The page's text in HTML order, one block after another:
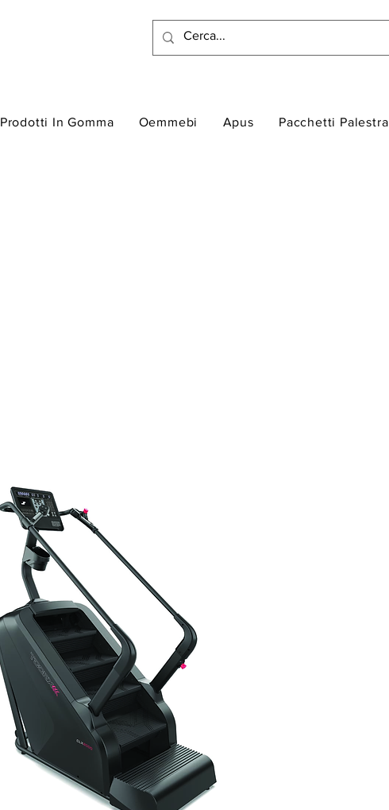
Prodotti In Gomma Oemmebi Apus Pacchetti Palestra